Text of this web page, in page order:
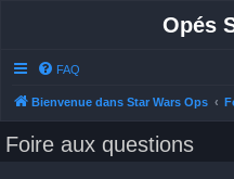
Opés
FAQ
Bienvenue dans Star Wars Ops
Foire aux questions